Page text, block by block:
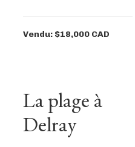
Vendu: $18,000 CAD
La plage à
Delray